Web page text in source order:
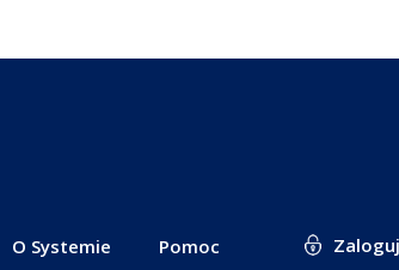
O Systemie Pomoc Zaloguj